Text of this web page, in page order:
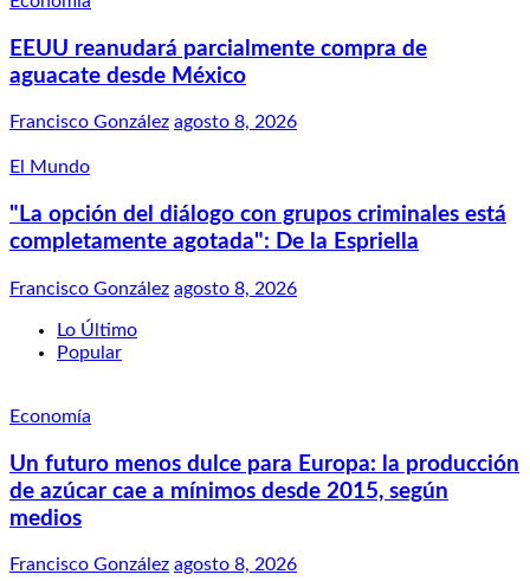
EEUU reanudará parcialmente compra de
aguacate desde México
Francisco González agosto 8, 2026
El Mundo
"La opción del diálogo con grupos criminales está
completamente agotada": De la Espriella
Francisco González agosto 8, 2026
Lo Último
Popular
Economía
Un futuro menos dulce para Europa: la producción
de azúcar cae a mínimos desde 2015, según
medios
Francisco González agosto 8, 2026